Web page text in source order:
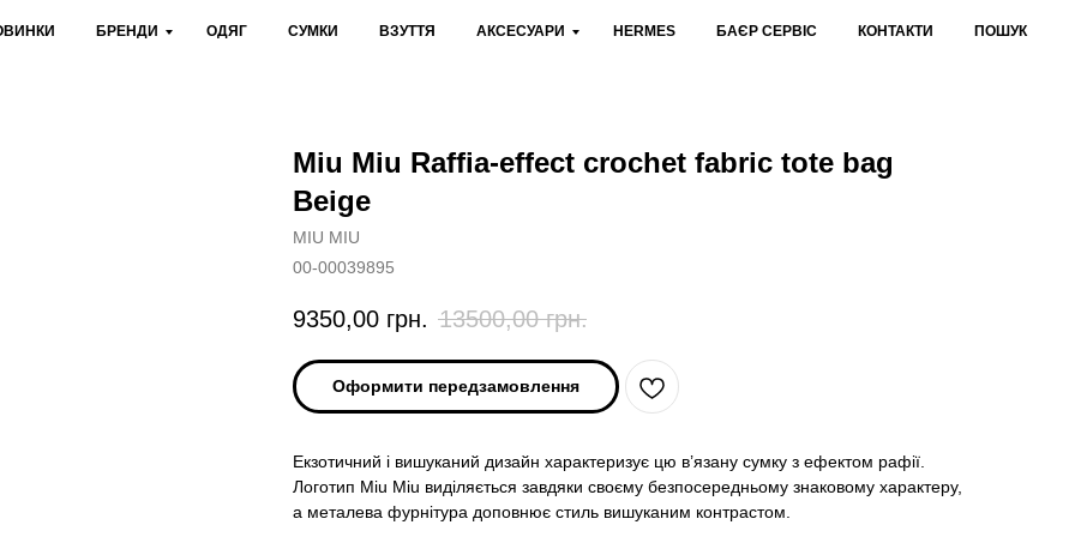
БРЕНДИ ОДЯГ СУМКИ ВЗУТТЯ АКСЕСУАРИ HERMES БАЄР СЕРВІС КОНТАКТИ ПОШУК
Miu Miu Raffia-effect crochet fabric tote bag
Beige
MIU MIU
00-00039895
9350,00 грн. 13500,00 грн.
Оформити передзамовлення
Екзотичний і вишуканий дизайн характеризує цю в’язану сумку з ефектом рафії.
Логотип Miu Miu виділяється завдяки своєму безпосередньому знаковому характеру,
а металева фурнітура доповнює стиль вишуканим контрастом.